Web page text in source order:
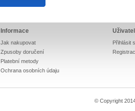
Informace
Jak nakupovat
Zpusoby doručení
Platební metody
Ochrana osobních údaju
Uživatel
Přihlásit
© Copyright